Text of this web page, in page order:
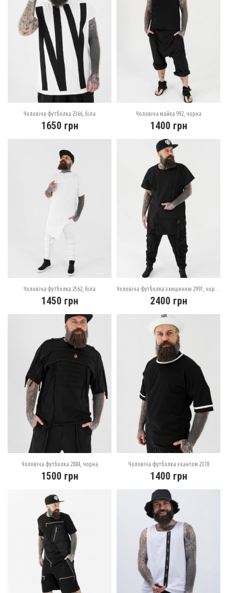
Чоловіча футболка 2366, біла
1650 грн
Чоловіча майка 992, чорна
1400 грн
Чоловіча футболка 2562, біла
1450 грн 2400 грн
Чоловіча футболка 2884, чорна
1500 грн
Чоловіча футболка з кантом 2378
1400 грн